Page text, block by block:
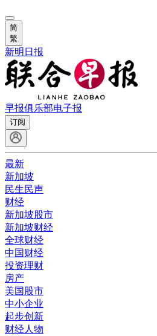
简
繁
新明日报
早报俱乐部电子报
订阅
最新
新加坡
民生民声
财经
新加坡股市
新加坡财经
全球财经
中国财经
投资理财
房产
美国股市
中小企业
起步创新
财经人物